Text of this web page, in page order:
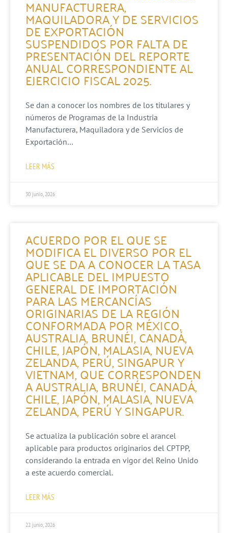
MANUFACTURERA,
MAQUILADORA Y DE SERVICIOS
DE EXPORTACIÓN
SUSPENDIDOS POR FALTA DE
PRESENTACIÓN DEL REPORTE
ANUAL CORRESPONDIENTE AL
EJERCICIO FISCAL 2025.
Se dan a conocer los nombres de los titulares y
números de Programas de la Industria
Manufacturera, Maquiladora y de Servicios de
Exportación…
LEER MÁS
30 junio, 2026
ACUERDO POR EL QUE SE
MODIFICA EL DIVERSO POR EL
QUE SE DA A CONOCER LA TASA
APLICABLE DEL IMPUESTO
GENERAL DE IMPORTACIÓN
PARA LAS MERCANCÍAS
ORIGINARIAS DE LA REGIÓN
CONFORMADA POR MÉXICO,
AUSTRALIA, BRUNÉI, CANADÁ,
CHILE, JAPÓN, MALASIA, NUEVA
ZELANDA, PERÚ, SINGAPUR Y
VIETNAM, QUE CORRESPONDEN
A AUSTRALIA, BRUNÉI, CANADÁ,
CHILE, JAPÓN, MALASIA, NUEVA
ZELANDA, PERÚ Y SINGAPUR.
Se actualiza la publicación sobre el arancel
aplicable para productos originarios del CPTPP,
considerando la entrada en vigor del Reino Unido
a este acuerdo comercial.
LEER MÁS
22 junio, 2026